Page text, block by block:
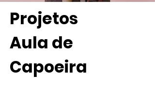
Projetos
Aula de
Capoeira